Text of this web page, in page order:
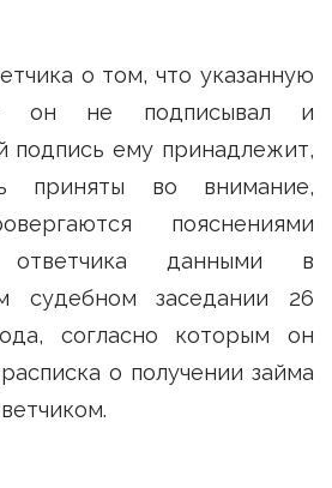
о том, что указанную
он не подписывал и
подпись ему принадлежит,
приняты во внимание,
пояснениями
ответчика данными в
судебном заседании 26
согласно которым он
о получении займа